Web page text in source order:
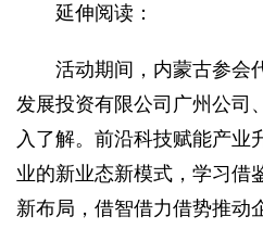
延伸阅读：
活动期间，内蒙古参会
发展投资有限公司广州公司
入了解。前沿科技赋能产业
业的新业态新模式，学习借
新布局，借智借力借势推动